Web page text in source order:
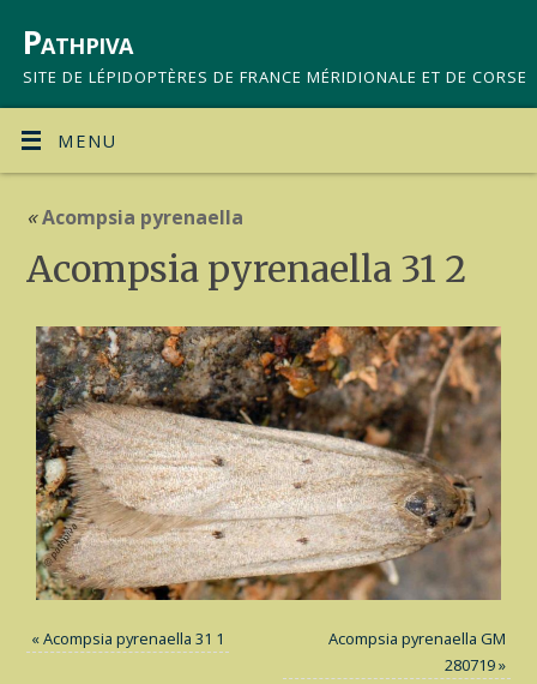
Pathpiva
SITE DE LÉPIDOPTÈRES DE FRANCE MÉRIDIONALE ET DE CORSE
MENU
«Acompsia pyrenaella
Acompsia pyrenaella 31 2
«Acompsia pyrenaella 31 1
Acompsia pyrenaella GM
280719»